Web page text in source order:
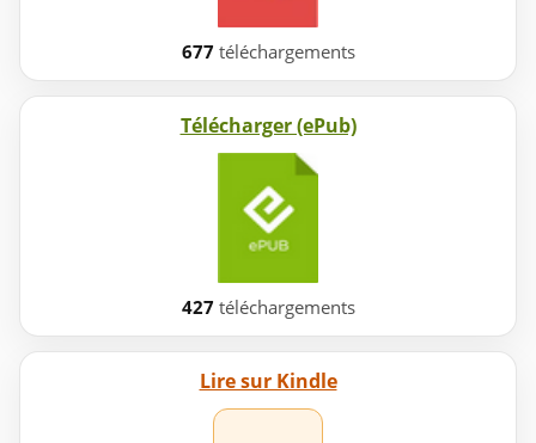
677 téléchargements
Télécharger (ePub)
427 téléchargements
Lire sur Kindle